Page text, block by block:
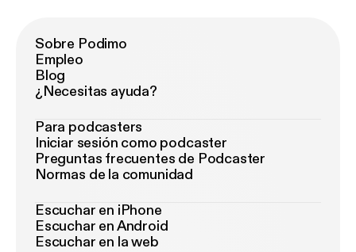
Sobre Podimo
Empleo
Blog
¿Necesitas ayuda?
Para podcasters
Iniciar sesión como podcaster
Preguntas frecuentes de Podcaster
Normas de la comunidad
Escuchar en iPhone
Escuchar en Android
Escuchar en la web